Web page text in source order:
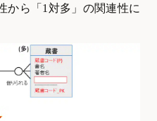
から「1対多」の関連性に